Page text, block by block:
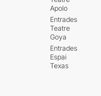
Apolo
Entrades
Teatre
Goya
Entrades
Espai
Texas